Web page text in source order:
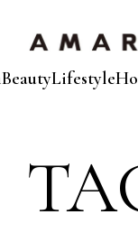
BeautyLifestyle